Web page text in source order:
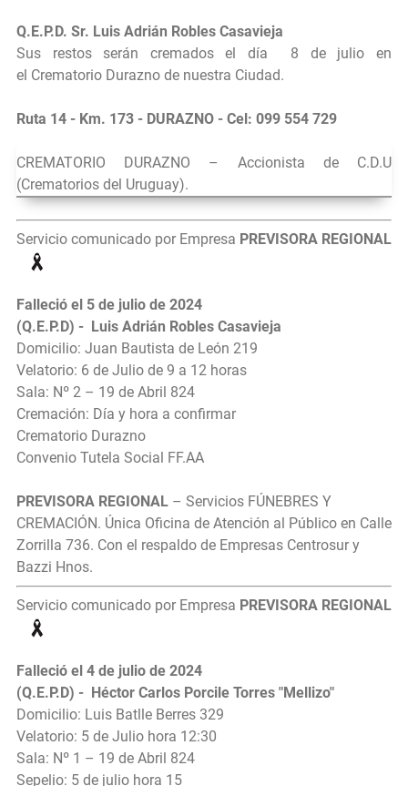
Q.E.P.D. Sr. Luis Adrián Robles Casavieja
Sus restos serán cremados el día
8 de julio en
el Crematorio Durazno de nuestra Ciudad.
Ruta 14 - Km. 173 - DURAZNO - Cel: 099 554 729
CREMATORIO DURAZNO – Accionista de C.D.U
(Crematorios del Uruguay).
Servicio comunicado por Empresa PREVISORA REGIONAL
Falleció el 5 de julio de 2024
(Q.E.P.D) - Luis Adrián Robles Casavieja
Domicilio: Juan Bautista de León 219
Velatorio: 6 de Julio de 9 a 12 horas
Sala: Nº 2 – 19 de Abril 824
Cremación: Día y hora a confirmar
Crematorio Durazno
Convenio Tutela Social FF.AA
PREVISORA REGIONAL – Servicios FÚNEBRES Y
CREMACIÓN. Única Oficina de Atención al Público en Calle
Zorrilla 736. Con el respaldo de Empresas Centrosur y
Bazzi Hnos.
Servicio comunicado por Empresa PREVISORA REGIONAL
Falleció el 4 de julio de 2024
(Q.E.P.D) - Héctor Carlos Porcile Torres "Mellizo"
Domicilio: Luis Batlle Berres 329
Velatorio: 5 de Julio hora 12:30
Sala: Nº 1 – 19 de Abril 824
Sepelio: 5 de julio hora 15